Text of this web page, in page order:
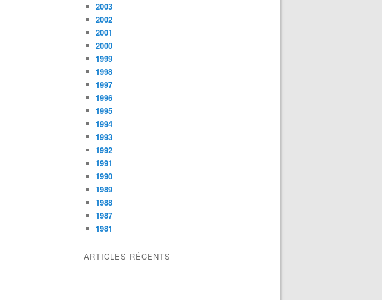
2003
2002
2001
2000
1999
1998
1997
1996
1995
1994
1993
1992
1991
1990
1989
1988
1987
1981
ARTICLES RÉCENTS